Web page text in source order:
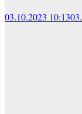
03.10.2023 10:13